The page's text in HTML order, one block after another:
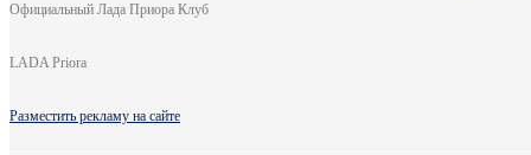
Официальный Лада Приора Клуб
LADA Priora
Разместить рекламу на сайте